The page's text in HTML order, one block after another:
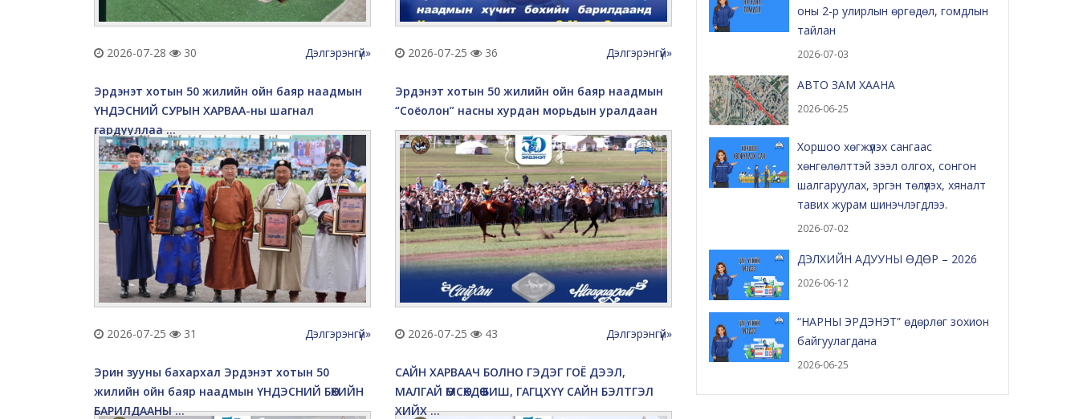
2026-07-28 30 Дэлгэрэнгүй» 2026-07-25 36 Дэлгэрэнгүй»
Эрдэнэт хотын 50 жилийн ойн баяр наадмын
ҮНДЭСНИЙ СУРЫН ХАРВАА-ны шагнал
гардууллаа ...
2026-07-25 31 Дэлгэрэнгүй»
Эрдэнэт хотын 50 жилийн ойн баяр наадмын
“Соёолон” насны хурдан морьдын уралдаан
2026-07-25 43 Дэлгэрэнгүй»
Эрин зууны бахархал Эрдэнэт хотын 50
жилийн ойн баяр наадмын ҮНДЭСНИЙ БӨХИЙН
БАРИЛДААНЫ ...
САЙН ХАРВААЧ БОЛНО ГЭДЭГ ГОЁ ДЭЭЛ,
МАЛГАЙ ӨМСӨХДӨӨ БИШ, ГАГЦХҮҮ САЙН БЭЛТГЭЛ
ХИЙХ ...
оны 2-р улирлын өргөдөл, гомдлын
тайлан
2026-07-03
АВТО ЗАМ ХААНА
2026-06-25
Хоршоо хөгжүүлэх сангаас
хөнгөлөлттэй зээл олгох, сонгон
шалгаруулах, эргэн төлүүлэх, хяналт
тавих журам шинэчлэгдлээ.
2026-07-02
ДЭЛХИЙН АДУУНЫ ӨДӨР – 2026
2026-06-12
“НАРНЫ ЭРДЭНЭТ” өдөрлөг зохион
байгуулагдана
2026-06-25